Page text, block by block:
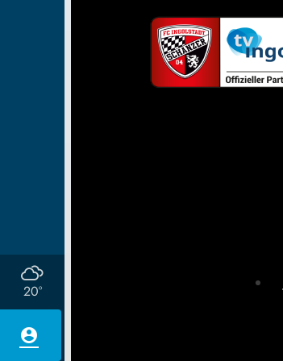
account_circle
20°